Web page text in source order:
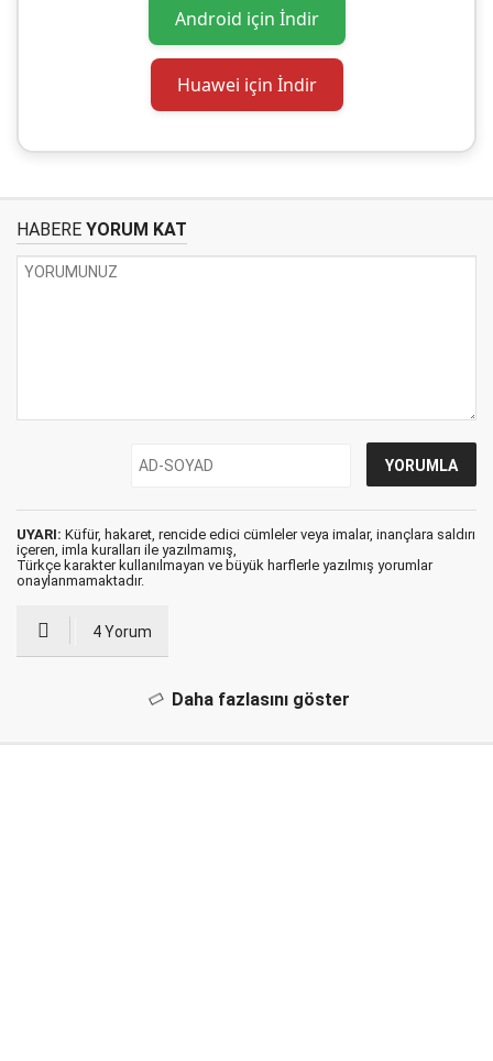
Android için İndir
Huawei için İndir
HABERE YORUM KAT
UYARI: Küfür, hakaret, rencide edici cümleler veya imalar, inançlara saldırı
içeren, imla kuralları ile yazılmamış,
Türkçe karakter kullanılmayan ve büyük harflerle yazılmış yorumlar
onaylanmamaktadır.
4 Yorum
Daha fazlasını göster